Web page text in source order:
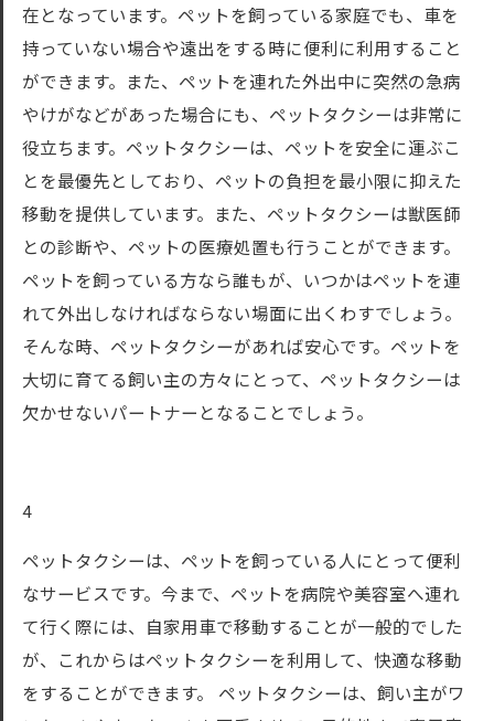
在となっています。ペットを飼っている家庭でも、車を
持っていない場合や遠出をする時に便利に利用すること
ができます。また、ペットを連れた外出中に突然の急病
やけがなどがあった場合にも、ペットタクシーは非常に
役立ちます。ペットタクシーは、ペットを安全に運ぶこ
とを最優先としており、ペットの負担を最小限に抑えた
移動を提供しています。また、ペットタクシーは獣医師
との診断や、ペットの医療処置も行うことができます。
ペットを飼っている方なら誰もが、いつかはペットを連
れて外出しなければならない場面に出くわすでしょう。
そんな時、ペットタクシーがあれば安心です。ペットを
大切に育てる飼い主の方々にとって、ペットタクシーは
欠かせないパートナーとなることでしょう。
4
ペットタクシーは、ペットを飼っている人にとって便利
なサービスです。今まで、ペットを病院や美容室へ連れ
て行く際には、自家用車で移動することが一般的でした
が、これからはペットタクシーを利用して、快適な移動
をすることができます。 ペットタクシーは、飼い主がワ